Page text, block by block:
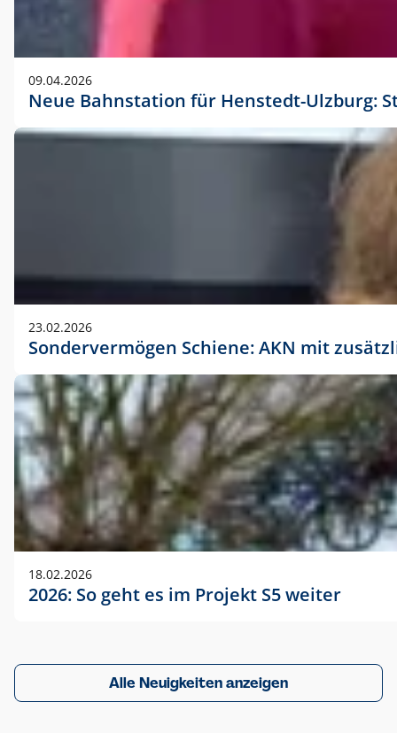
09.04.2026
Neue Bahnstation für Henstedt-Ulzburg:
23.02.2026
Sondervermögen Schiene: AKN mit
18.02.2026
2026: So geht es im Projekt S5 weiter
Alle Neuigkeiten anzeigen